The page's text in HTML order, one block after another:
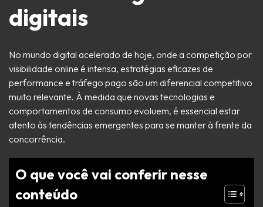
digitais
No mundo digital acelerado de hoje, onde a competição por
visibilidade online é intensa, estratégias eficazes de
performance e tráfego pago são um diferencial competitivo
muito relevante. À medida que novas tecnologias e
comportamentos de consumo evoluem, é essencial estar
atento às tendências emergentes para se manter à frente da
concorrência.
O que você vai conferir nesse
conteúdo